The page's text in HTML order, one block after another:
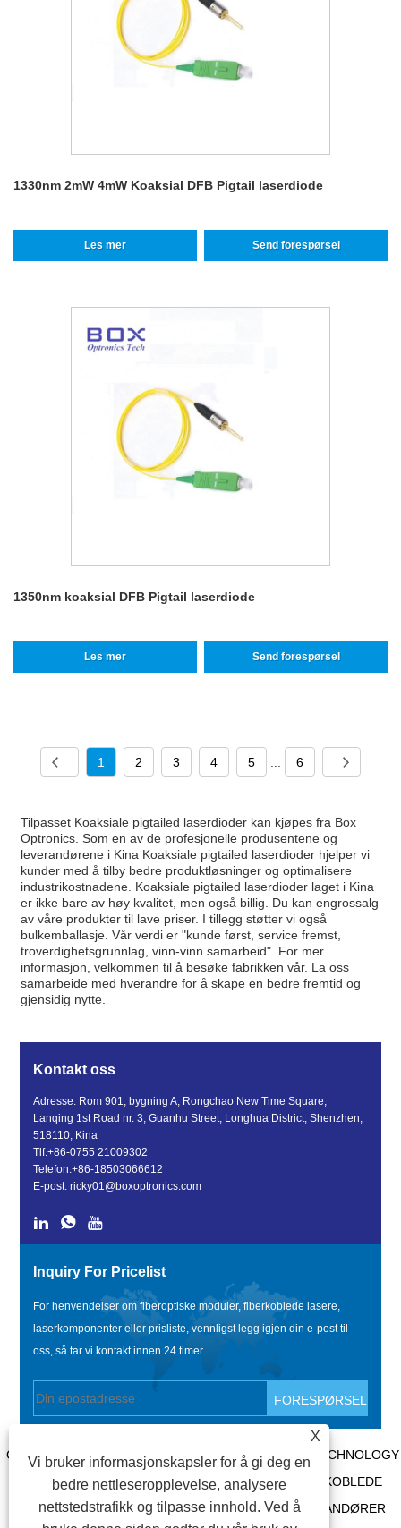
1330nm 2mW 4mW Koaksial DFB Pigtail laserdiode
Les mer Send forespørsel
1350nm koaksial DFB Pigtail laserdiode
Les mer Send forespørsel
1 2 3 4 5 6
Tilpasset Koaksiale pigtailed laserdioder kan kjøpes fra Box
Optronics. Som en av de profesjonelle produsentene og
leverandørene i Kina Koaksiale pigtailed laserdioder hjelper vi
kunder med å tilby bedre produktløsninger og optimalisere
industrikostnadene. Koaksiale pigtailed laserdioder laget i Kina
er ikke bare av høy kvalitet, men også billig. Du kan engrossalg
av våre produkter til lave priser. I tillegg støtter vi også
bulkemballasje. Vår verdi er "kunde først, service fremst,
troverdighetsgrunnlag, vinn-vinn samarbeid". For mer
informasjon, velkommen til å besøke fabrikken vår. La oss
samarbeide med hverandre for å skape en bedre fremtid og
gjensidig nytte.
Kontakt oss
Adresse: Rom 901, bygning A, Rongchao New Time Square,
Lanqing 1st Road nr. 3, Guanhu Street, Longhua District, Shenzhen,
518110, Kina
Tlf:+86-0755 21009302
Telefon:+86-18503066612
E-post:ricky01@boxoptronics.com
Inquiry For Pricelist
For henvendelser om fiberoptiske moduler, fiberkoblede lasere,
laserkomponenter eller prisliste, vennligst legg igjen din e-post til
oss, så tar vi kontakt innen 24 timer.
COPYRIGHT @ 2020 SHENZHEN BOX OPTRONICS TECHNOLOGY
CO., LTD. - KINA FIBEROPTISKE MODULER, FIBERKOBLEDE
LASERPRODUSENTER, LASERKOMPONENTLEVERANDØRER
X
Vi bruker informasjonskapsler for å gi deg en
bedre nettleseropplevelse, analysere
nettstedstrafikk og tilpasse innhold. Ved å